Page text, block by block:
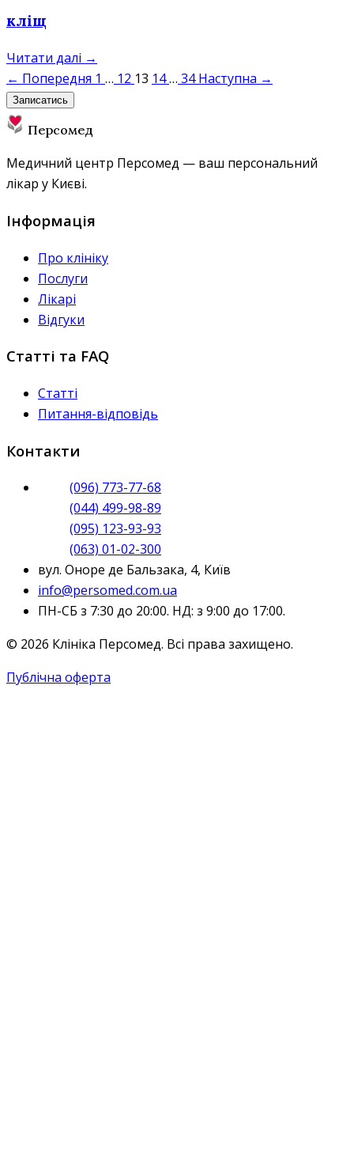
кліщ
Читати далі →
← Попередня 1 … 12 13 14… 34Наступна →
Записатись
Персомед
Медичний центр Персомед — ваш персональний
лікар у Києві.
Інформація
Про клініку
Послуги
Лікарі
Відгуки
Статті та FAQ
Статті
Питання-відповідь
Контакти
(096) 773-77-68
(044) 499-98-89
(095) 123-93-93
(063) 01-02-300
вул. Оноре де Бальзака, 4, Київ
info@persomed.com.ua
ПН-СБ з 7:30 до 20:00. НД: з 9:00 до 17:00.
© 2026 Клініка Персомед. Всі права захищено.
Публічна оферта